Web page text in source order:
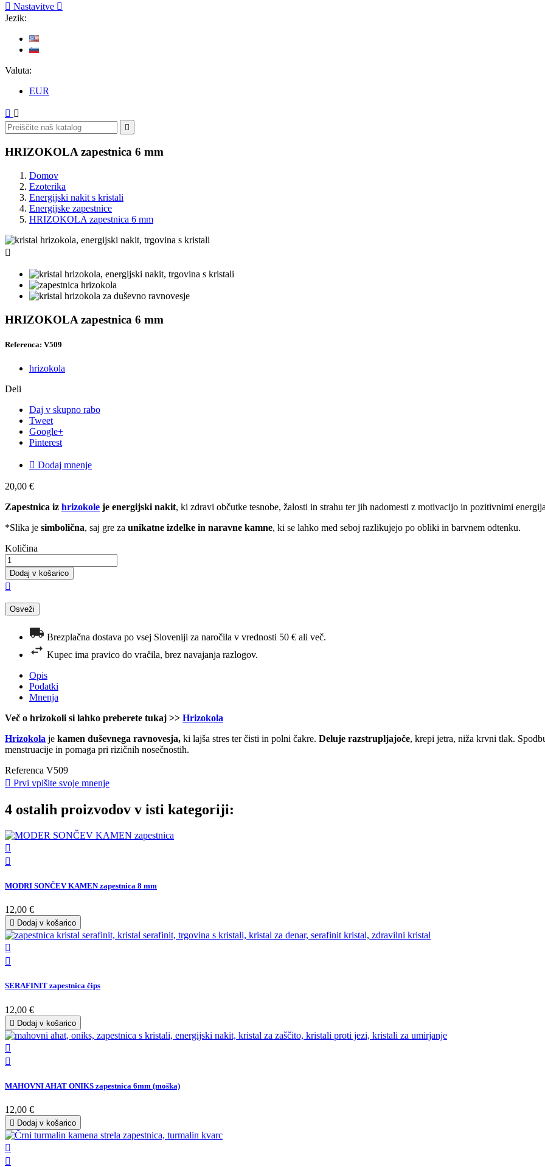
 Nastavitve 
Jezik:
Valuta:
EUR
 

HRIZOKOLA zapestnica 6 mm
Domov
Ezoterika
Energijski nakit s kristali
Energijske zapestnice
HRIZOKOLA zapestnica 6 mm

HRIZOKOLA zapestnica 6 mm
Referenca: V509
hrizokola
Deli
Daj v skupno rabo
Tweet
Google+
Pinterest
 Dodaj mnenje
20,00 €
Zapestnica iz hrizokole je energijski nakit, ki zdravi občutke tesnobe, žalosti in strahu ter jih nadomesti z motivacijo in pozitivnimi
*Slika je simbolična, saj gre za unikatne izdelke in naravne kamne, ki se lahko med seboj razlikujejo po obliki in barvnem odtenku.
Količina
Dodaj v košarico

Brezplačna dostava po vsej Sloveniji za naročila v vrednosti 50 € ali več.
Kupec ima pravico do vračila, brez navajanja razlogov.
Opis
Podatki
Mnenja
Več o hrizokoli si lahko preberete tukaj >> Hrizokola
Hrizokola je kamen duševnega ravnovesja, ki lajša stres ter čisti in polni čakre. Deluje razstrupljajoče, krepi jetra, niža krvni tlak.
menstruacije in pomaga pri rizičnih nosečnostih.
Referenca V509
 Prvi vpišite svoje mnenje
4 ostalih proizvodov v isti kategoriji:


MODRI SONČEV KAMEN zapestnica 8 mm
12,00 €
 Dodaj v košarico


SERAFINIT zapestnica čips
12,00 €
 Dodaj v košarico


MAHOVNI AHAT ONIKS zapestnica 6mm (moška)
12,00 €
 Dodaj v košarico

